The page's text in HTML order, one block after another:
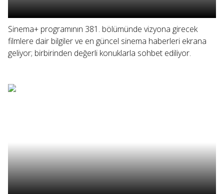
Sinema+ programının 381. bölümünde vizyona girecek
filmlere dair bilgiler ve en güncel sinema haberleri ekrana
geliyor; birbirinden değerli konuklarla sohbet ediliyor.